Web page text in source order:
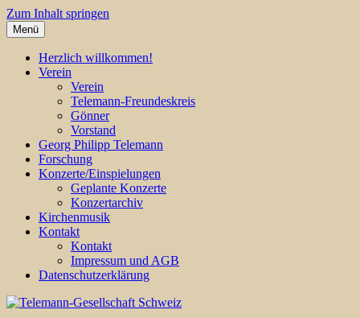
Zum Inhalt springen
Telemann-Gesellschaft Schweiz
Menü
Herzlich willkommen!
Verein
Verein
Telemann-Freundeskreis
Gönner
Vorstand
Georg Philipp Telemann
Forschung
Konzerte/Einspielungen
Geplante Konzerte
Konzertarchiv
Kirchenmusik
Kontakt
Kontakt
Impressum und AGB
Datenschutzerklärung